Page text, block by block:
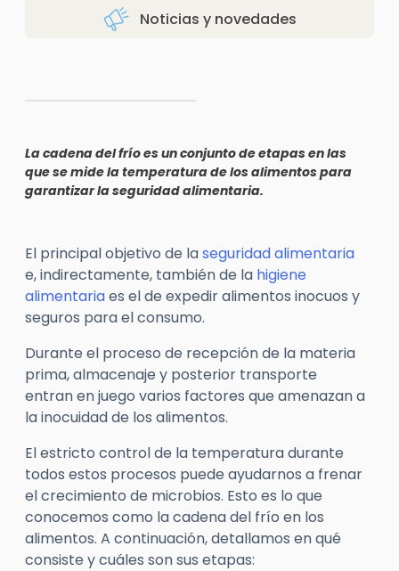
Noticias y novedades
La cadena del frío es un conjunto de etapas en las
que se mide la temperatura de los alimentos para
garantizar la seguridad alimentaria.
El principal objetivo de laseguridad alimentaria
e, indirectamente, también de la higiene
alimentariaes el de expedir alimentos inocuos y
seguros para el consumo.
Durante el proceso de recepción de la materia
prima, almacenaje y posterior transporte
entran en juego varios factores que amenazan a
la inocuidad de los alimentos.
El estricto control de la temperatura durante
todos estos procesos puede ayudarnos a frenar
el crecimiento de microbios. Esto es lo que
conocemos como la cadena del frío en los
alimentos. A continuación, detallamos en qué
consiste y cuáles son sus etapas: